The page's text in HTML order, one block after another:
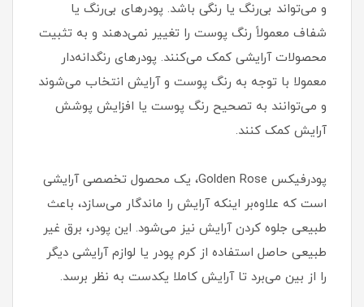
و می‌تواند بی‌رنگ یا رنگی باشد. پودرهای بی‌رنگ یا
شفاف معمولاً رنگ پوست را تغییر نمی‌دهند و به تثبیت
محصولات آرایشی کمک می‌کنند. پودرهای رنگدانه‌دار
معمولا با توجه به رنگ پوست و آرایش انتخاب می‌شوند
و می‌توانند به تصحیح رنگ پوست یا افزایش پوشش
آرایش کمک کنند.
پودرفیکس Golden Rose، یک محصول تخصصی آرایشی
است که علاوه‌بر اینکه آرایش را ماندگار می‌سازد، باعث
طبیعی جلوه کردن آرایش نیز می‌شود. این پودر، برق غیر
طبیعی حاصل استفاده از کرم پودر یا لوازم آرایشی دیگر
را از بین می‌برد تا آرایش کاملا یکدست به نظر برسد.